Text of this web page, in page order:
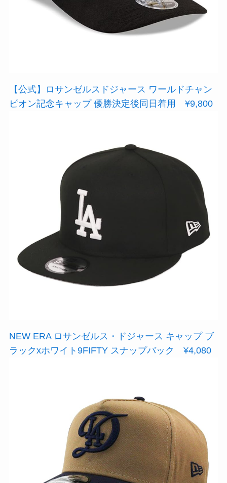
【公式】ロサンゼルスドジャース ワールドチャン
ピオン記念キャップ 優勝決定後同日着用 ¥9,800
NEW ERA ロサンゼルス・ドジャース キャップ ブ
ラックxホワイト9FIFTY スナップバック ¥4,080